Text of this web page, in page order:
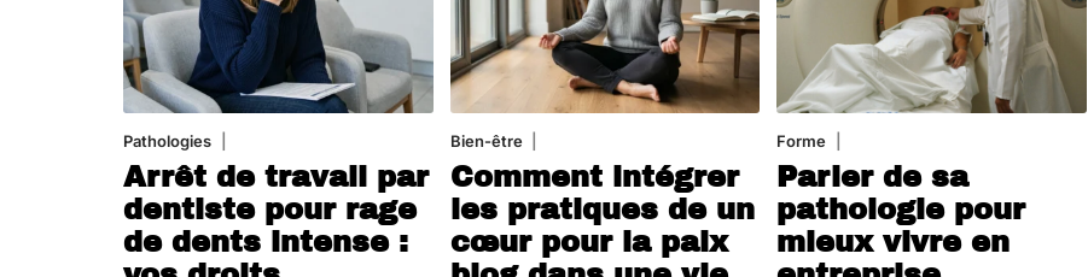
Pathologies
Arrêt de travail par
dentiste pour rage
de dents intense :
Bien-être
Comment intégrer
les pratiques de un
cœur pour la paix
Forme
Parler de sa
pathologie pour
mieux vivre en